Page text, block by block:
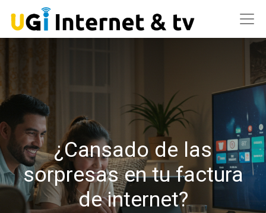
¿Cansado de las
sorpresas en tu factura
de internet?